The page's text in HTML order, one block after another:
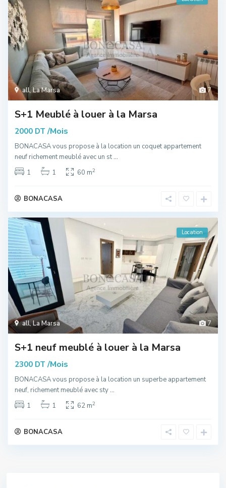
7
all,La Marsa
S+1 Meublé à louer à la Marsa
2000 DT /Mois
BONACASA vous propose à la location un coquet appartement
neuf richement meublé avec un st...
1
1 60 m2
BONACASA
7
all,La Marsa
Location
S+1 neuf meublé à louer à la Marsa
2300 DT /Mois
BONACASA vous propose à la location un superbe appartement
neuf, richement meublé avec sty...
1
1 62 m2
BONACASA